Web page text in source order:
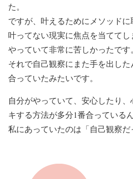
た。
ですが、叶えるためにメソッドに
叶ってない現実に焦点を当ててし
やっていて非常に苦しかったです。
それで自己観察にまた手を出し
合っていたみたいです。
自分がやっていて、安心したり
キする方法が多分1番合っている
私にあっていたのは「自己観察だ